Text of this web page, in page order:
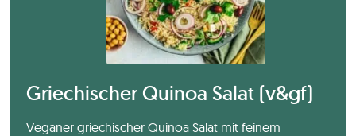
Griechischer Quinoa Salat (v&gf)
Veganer griechischer Quinoa Salat mit feinem